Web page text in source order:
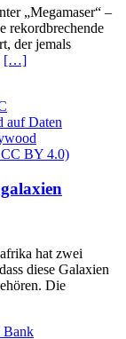
„Megamaser“ –
rekordbrechende
der jemals
[…]
hat zwei
diese Galaxien
Die